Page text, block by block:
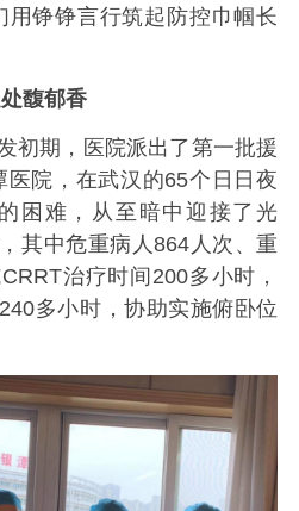
用铮铮言行筑起防控巾帼长
馥郁香
期，医院派出了第一批援
院，在武汉的65个日日夜
困难，从至暗中迎接了光
其中危重病人864人次、重
治疗时间200多小时，
多小时，协助实施俯卧位